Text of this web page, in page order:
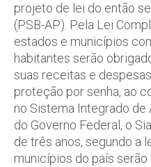
projeto de lei do então
(PSB-AP). Pela Lei
estados e municípios
habitantes serão
suas receitas e
proteção por senha, ao
no Sistema Integrado
do Governo Federal, o
de três anos, segundo a
municípios do país serão